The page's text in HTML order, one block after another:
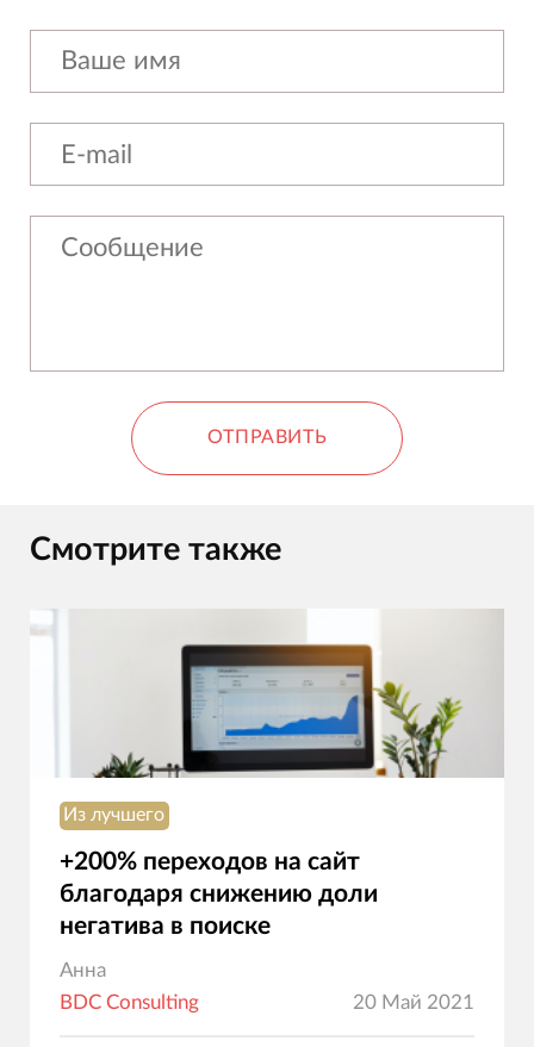
ОТПРАВИТЬ
Смотрите также
Из лучшего
+200% переходов на сайт
благодаря снижению доли
негатива в поиске
Анна
BDC Consulting
20 Май 2021